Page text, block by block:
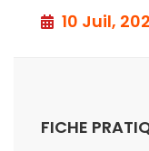
10 Juil,
FICHE